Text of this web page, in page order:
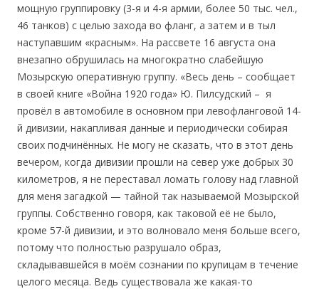
мощную группировку (3-я и 4-я армии, более 50 тыс. чел.,
46 танков) с целью захода во фланг, а затем и в тыл
наступавшим «красным». На рассвете 16 августа она
внезапно обрушилась на многократно слабейшую
Мозырскую оперативную группу. «Весь день – сообщает
в своей книге «Война 1920 года» Ю. Пилсудский – я
провёл в автомобиле в основном при левофланговой 14-
й дивизии, накапливая данные и периодически собирая
своих подчинённых. Не могу не сказать, что в этот день
вечером, когда дивизии прошли на север уже добрых 30
километров, я не переставал ломать голову над главной
для меня загадкой — тайной так называемой Мозырской
группы. Собственно говоря, как таковой её не было,
кроме 57-й дивизии, и это волновало меня больше всего,
потому что полностью разрушало образ,
складывавшейся в моём сознании по крупицам в течение
целого месяца. Ведь существовала же какая-то